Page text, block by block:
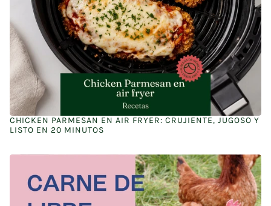
CHICKEN PARMESAN EN AIR FRYER: CRUJIENTE, JUGOSO Y
LISTO EN 20 MINUTOS